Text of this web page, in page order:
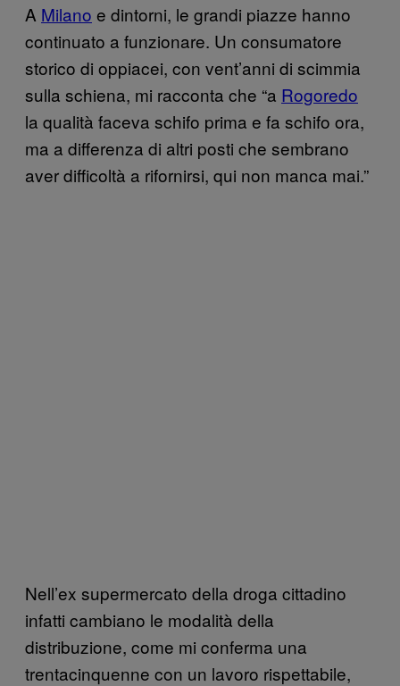
A Milano e dintorni, le grandi piazze hanno
continuato a funzionare. Un consumatore
storico di oppiacei, con vent’anni di scimmia
sulla schiena, mi racconta che “a Rogoredo
la qualità faceva schifo prima e fa schifo ora,
ma a differenza di altri posti che sembrano
aver difficoltà a rifornirsi, qui non manca mai.”
Nell’ex supermercato della droga cittadino
infatti cambiano le modalità della
distribuzione, come mi conferma una
trentacinquenne con un lavoro rispettabile,